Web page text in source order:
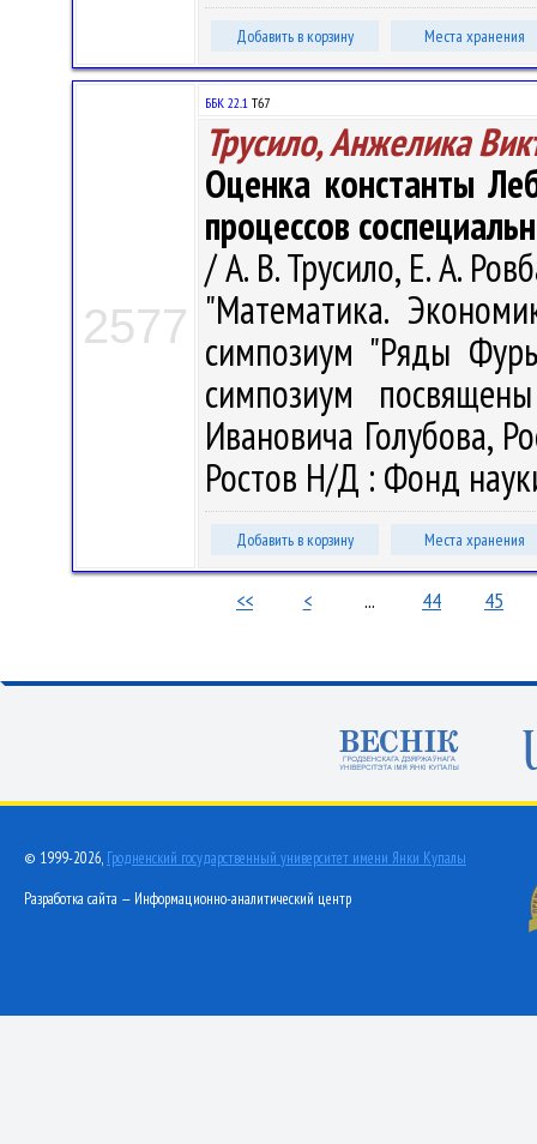
Добавить в корзину Места хранения
2577
ББК 22..1 Т67
Трусило, Анжелика
Оценка константы
процессов
/ А. В. Трусило, Е. А.
"Математика.
симпозиум "Ряды
симпозиум
Ивановича Голубова,
Ростов Н/Д : Фонд
Добавить в корзину Места хранения
<< < ... 44 45
© 1999-2026, Гродненский государственный университет имени Янки Купалы
Разработка сайта — Информационно-аналитический центр